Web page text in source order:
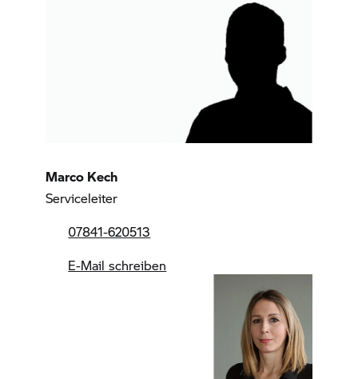
Marco Kech
Serviceleiter
07841-620513
E-Mail schreiben